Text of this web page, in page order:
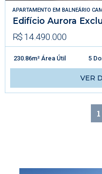
APARTAMENTO EM BALNEÁRIO
Edifício Aurora
R$ 14.490.000
230.86m² Área Útil 5
VER
1